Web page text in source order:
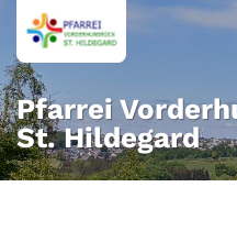
Zum Inhalt springen
Pfarrei
St. Hildegard